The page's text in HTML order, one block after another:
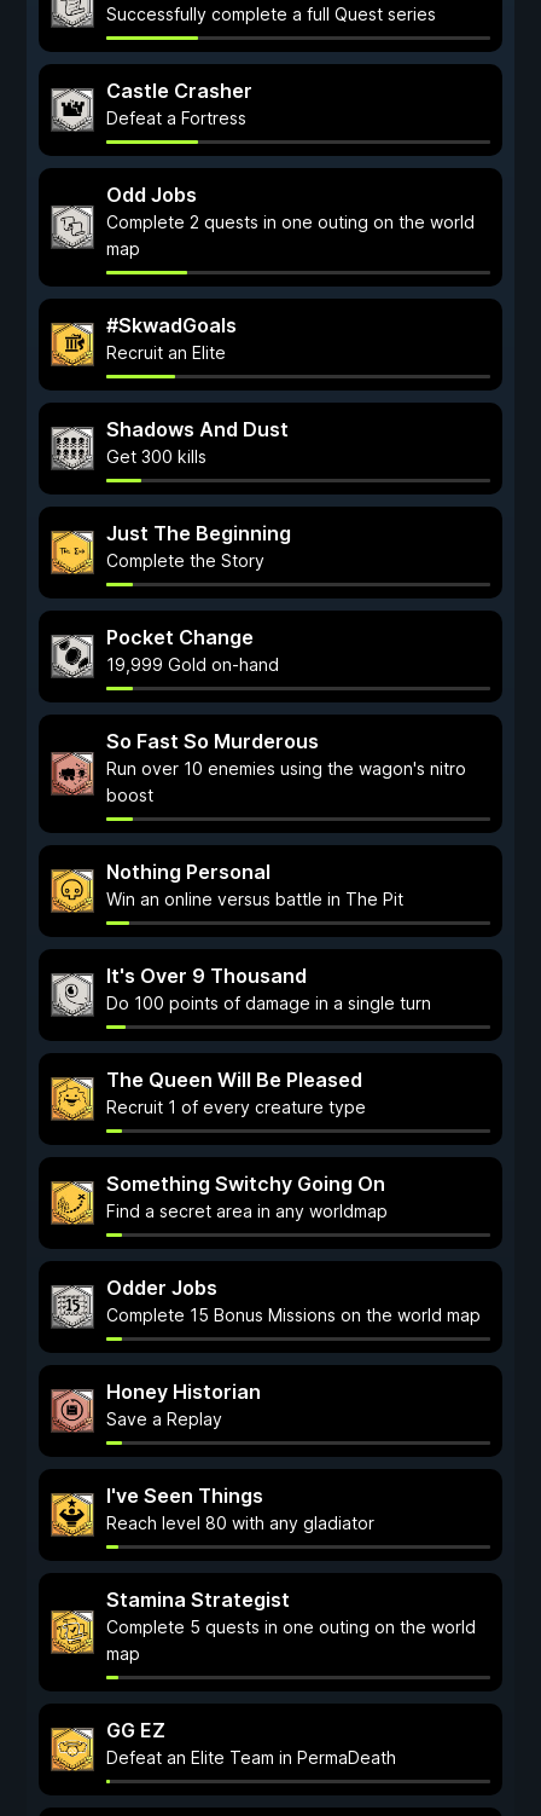
Successfully complete a full Quest series
Castle Crasher
Defeat a Fortress
Odd Jobs
Complete 2 quests in one outing on the world
map
#SkwadGoals
Recruit an Elite
Shadows And Dust
Get 300 kills
Just The Beginning
Complete the Story
Pocket Change
19,999 Gold on-hand
So Fast So Murderous
Run over 10 enemies using the wagon's nitro
boost
Nothing Personal
Win an online versus battle in The Pit
It's Over 9 Thousand
Do 100 points of damage in a single turn
The Queen Will Be Pleased
Recruit 1 of every creature type
Something Switchy Going On
Find a secret area in any worldmap
Odder Jobs
Complete 15 Bonus Missions on the world map
Honey Historian
Save a Replay
I've Seen Things
Reach level 80 with any gladiator
Stamina Strategist
Complete 5 quests in one outing on the world
map
GG EZ
Defeat an Elite Team in PermaDeath